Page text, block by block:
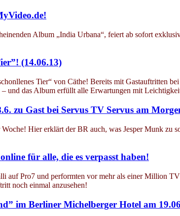
Album „India Urbana“, feiert ab sofort
(14.06.13)
Tier“ von Cäthe! Bereits mit Gastauftritten
– und das Album erfüllt alle Erwartungen mit
zu Gast bei Servus TV Servus am
Hier erklärt der BR auch, was Jesper Munk zu
für alle, die es verpasst haben!
auf Pro7 und performten vor mehr als einer Million
noch einmal anzusehen!
im Berliner Michelberger Hotel am